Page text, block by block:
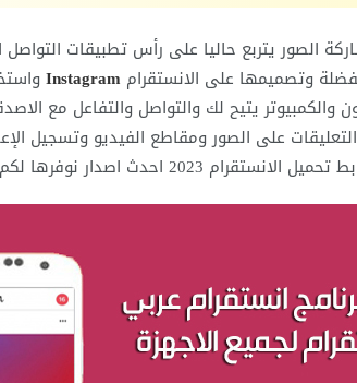
الصور يتربع حاليا على رأس تطبيقات التواصل
وتصميمها على الانستقرام Instagram
التعليقات على الصور ومقاطع الفيديو وتسجيل
اصدار نوفرها لكم عبر موقعنا